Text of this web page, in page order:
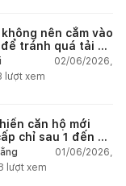
nên cắm vào
tránh quá tải và
nhà
02/06/2026,
lượt xem
căn hộ mới
chỉ sau 1 đến 2
01/06/2026,
lượt xem